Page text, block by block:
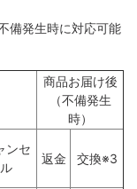
備発生時に対応可能
商品お届け後
（不備発生
時）
ンセ
ル
返金 交換※3